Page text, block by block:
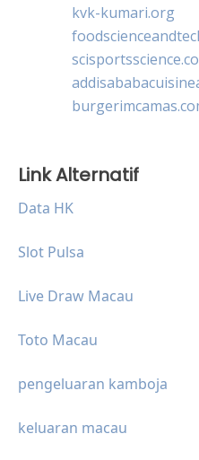
kvk-kumari.org
Link Alternatif
Data HK
Slot Pulsa
Live Draw Macau
Toto Macau
pengeluaran kamboja
keluaran macau